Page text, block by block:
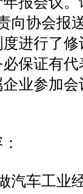
向协会报
进行了
保证有
业参加
汽车工业